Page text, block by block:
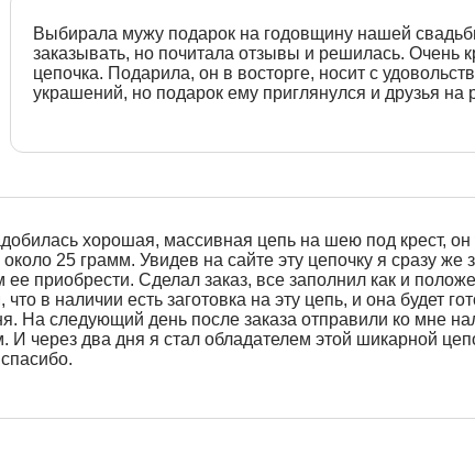
Выбирала мужу подарок на годовщину нашей
заказывать, но почитала отзывы и решилась. Очень
цепочка. Подарила, он в восторге, носит с
украшений, но подарок ему приглянулся и друзья на
хорошая, массивная цепь на шею под крест,
25 грамм. Увидев на сайте эту цепочку я сразу же
ее приобрести. Сделал заказ, все заполнил как и
что в наличии есть заготовка на эту цепь, и она будет
На следующий день после заказа отправили ко мне
И через два дня я стал обладателем этой шикарной